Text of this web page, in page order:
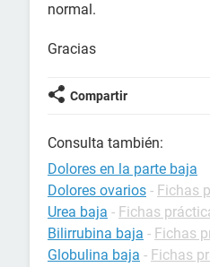
normal.
Gracias
Compartir
Consulta también:
Dolores en la parte baja
Dolores ovarios - Fichas
Urea baja - Fichas
Bilirrubina baja - Fichas
Globulina baja - Fichas